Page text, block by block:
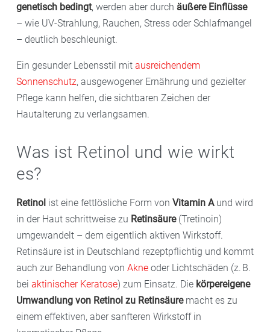
genetisch bedingt, werden aber durch äußere Einflüsse
– wie UV-Strahlung, Rauchen, Stress oder Schlafmangel
– deutlich beschleunigt.
Ein gesunder Lebensstil mit ausreichendem
Sonnenschutz, ausgewogener Ernährung und gezielter
Pflege kann helfen, die sichtbaren Zeichen der
Hautalterung zu verlangsamen.
Was ist Retinol und wie wirkt
es?
Retinol ist eine fettlösliche Form von Vitamin Aund wird
in der Haut schrittweise zu Retinsäure(Tretinoin)
umgewandelt – dem eigentlich aktiven Wirkstoff.
Retinsäure ist in Deutschland rezeptpflichtig und kommt
auch zur Behandlung von Akne oder Lichtschäden (z. B.
bei aktinischer Keratose) zum Einsatz. Die körpereigene
Umwandlung von Retinol zu Retinsäuremacht es zu
einem effektiven, aber sanfteren Wirkstoff in